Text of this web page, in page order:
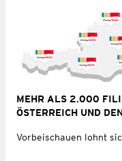
MEHR ALS 2.000
ÖSTERREICH UND
Vorbeischauen lohnt